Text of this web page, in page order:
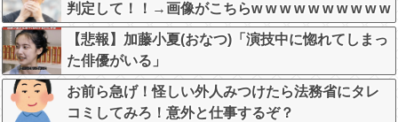
判定して！！→画像がこちらw w w w w w w w w w
【悲報】加藤小夏(おなつ)「演技中に惚れてしまっ
た俳優がいる」
お前ら急げ！怪しい外人みつけたら法務省にタレ
コミしてみろ！意外と仕事するぞ？